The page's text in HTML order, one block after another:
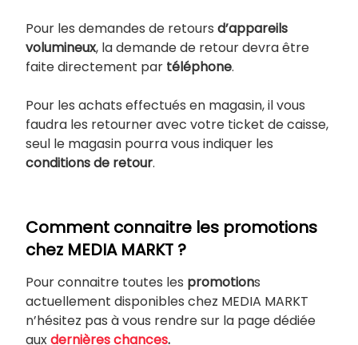
Pour les demandes de retours d’appareils
volumineux, la demande de retour devra être
faite directement par téléphone.
Pour les achats effectués en magasin, il vous
faudra les retourner avec votre ticket de caisse,
seul le magasin pourra vous indiquer les
conditions de retour.
Comment connaitre les promotions
chez MEDIA MARKT ?
Pour connaitre toutes les promotions
actuellement disponibles chez MEDIA MARKT
n’hésitez pas à vous rendre sur la page dédiée
auxdernières chances.